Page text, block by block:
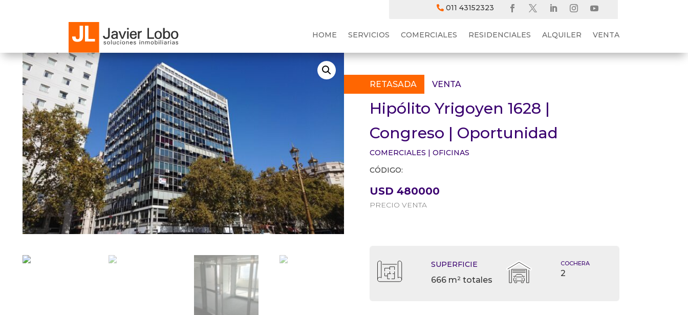
011 43152323
HOME SERVICIOS COMERCIALES RESIDENCIALES ALQUILER VENTA
RETASADA VENTA
Hipólito Yrigoyen 1628 |
Congreso | Oportunidad
COMERCIALES | OFICINAS
CÓDIGO:
USD 480000
PRECIO VENTA
SUPERFICIE
666 m² totales
COCHERA
2